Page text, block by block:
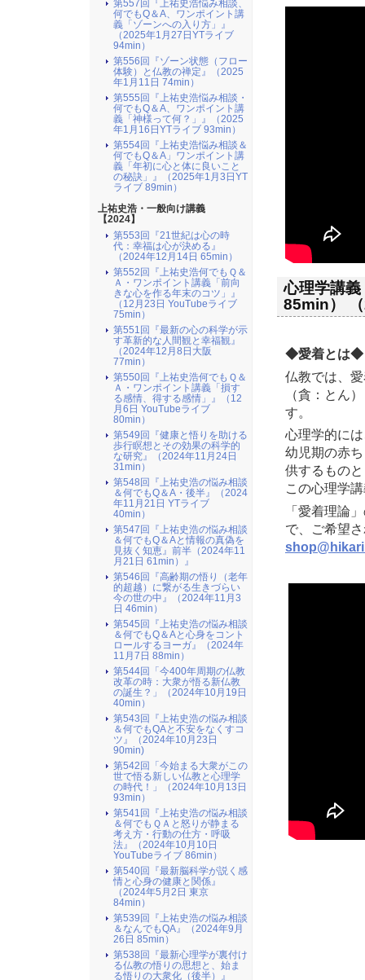
心理学講
85min）
◆愛着とは◆
仏教では、
（貪：とん
す。
心理学的に
幼児期の赤
供するもの
この心理学
「愛着理論
で、ご希望
第557回『上祐史浩悩み相談、
何でもQ＆A、ワンポイント講
義「ゾーンへの入り方」』
（2025年1月27日YTライブ
94min）
第556回『ゾーン状態（フロー
体験）と仏教の禅定』（2025
年1月11日 74min）
第555回『上祐史浩悩み相談・
何でもQ＆A、ワンポイント講
義「神様って何？」』（2025
年1月16日YTライブ 93min）
第554回『上祐史浩悩み相談＆
何でもQ＆A」ワンポイント講
義「年初に心と体に良いこと
の秘訣」』（2025年1月3日YT
ライブ 89min）
上祐史浩・一般向け講義
【2024】
第553回『21世紀は心の時
代：幸福は心が決める』
（2024年12月14日 65min）
第552回『上祐史浩何でもＱ＆
Ａ・ワンポイント講義「前向
きな心を作る年末のコツ」』
（12月23日 YouTubeライブ
75min）
第551回『最新の心の科学が示
す革新的な人間観と幸福観』
（2024年12月8日大阪
77min）
第550回『上祐史浩何でもＱ＆
Ａ・ワンポイント講義「損す
る感情、得する感情」』（12
月6日 YouTubeライブ
80min）
第549回『健康と悟りを助ける
歩行瞑想とその効果の科学的
な研究』（2024年11月24日
31min）
第548回『上祐史浩の悩み相談
＆何でもQ＆A・後半』（2024
年11月21日 YTライブ
40min）
第547回『上祐史浩の悩み相談
＆何でもQ＆Aと情報の真偽を
見抜く知恵』前半（2024年11
月21日 61min）』
第546回『高齢期の悟り（老年
的超越）に繋がる生きづらい
今の世の中』（2024年11月3
日 46min）
第545回『上祐史浩の悩み相談
＆何でもQ＆Aと心身をコント
ロールするヨーガ』（2024年
11月7日 88min）
第544回「今400年周期の仏教
改革の時：大衆が悟る新仏教
の誕生？」（2024年10月19日
40min）
第543回『上祐史浩の悩み相談
＆何でもQAと不安をなくすコ
ツ』（2024年10月23日
90min)
第542回「今始まる大衆がこの
世で悟る新しい仏教と心理学
の時代！」（2024年10月13日
93min）
第541回『上祐史浩の悩み相談
＆何でもＱＡと怒りが静まる
考え方・行動の仕方・呼吸
法』（2024年10月10日
YouTubeライブ 86min）
第540回『最新脳科学が説く感
情と心身の健康と関係』
（2024年5月2日 東京
84min）
第539回『上祐史浩の悩み相談
＆なんでもQA』（2024年9月
26日 85min）
第538回『最新心理学が裏付け
る仏教の悟りの思想と、始ま
る悟りの大衆化（後半）』